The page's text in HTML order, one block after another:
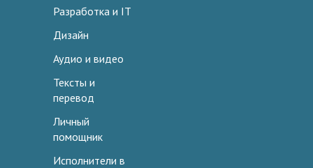
Разработка и IT
Дизайн
Аудио и видео
Тексты и
перевод
Личный
помощник
Исполнители в